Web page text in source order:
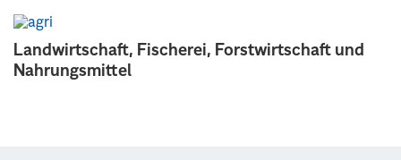
Landwirtschaft, Fischerei, Forstwirtschaft und
Nahrungsmittel